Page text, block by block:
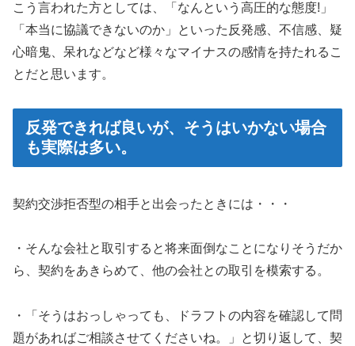
こう言われた方としては、「なんという高圧的な態度!」
「本当に協議できないのか」といった反発感、不信感、疑
心暗鬼、呆れなどなど様々なマイナスの感情を持たれるこ
とだと思います。
反発できれば良いが、そうはいかない場合
も実際は多い。
契約交渉拒否型の相手と出会ったときには・・・
・そんな会社と取引すると将来面倒なことになりそうだか
ら、契約をあきらめて、他の会社との取引を模索する。
・「そうはおっしゃっても、ドラフトの内容を確認して問
題があればご相談させてくださいね。」と切り返して、契